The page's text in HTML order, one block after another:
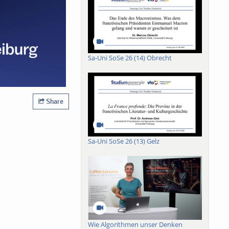
Share
Sa-Uni SoSe 26 (14) Obrecht
Sa-Uni SoSe 26 (13) Gelz
Wie Algorithmen unser Denken